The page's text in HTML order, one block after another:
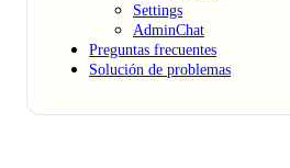
Settings
AdminChat
Preguntas frecuentes
Solución de problemas